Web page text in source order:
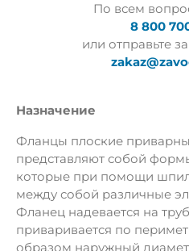
По всем
8 800
или отправьте
Назначение
Фланцы плоские
представляют собой
которые при помощи
между собой различные
Фланец надевается на
приваривается по
образом наружный